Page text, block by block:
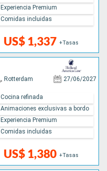
US$ 1,337 +Tasas
Experiencia Premium
Comidas incluidas
Rotterdam 27/06/2027
US$ 1,380 +Tasas
Cocina refinada
Animaciones exclusivas a bordo
Experiencia Premium
Comidas incluidas